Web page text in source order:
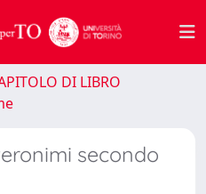
DI LIBRO
secondo